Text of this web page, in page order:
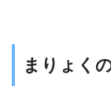
まりょく